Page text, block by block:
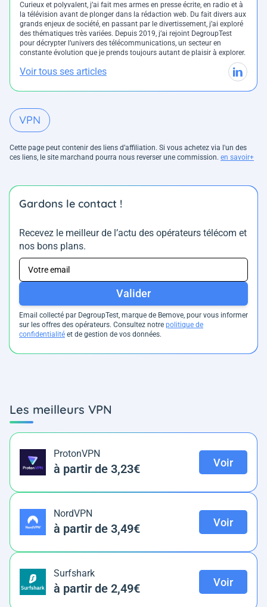
Curieux et polyvalent, j’ai fait mes armes en presse écrite, en radio et à
la télévision avant de plonger dans la rédaction web. Du fait divers aux
grands enjeux de société, en passant par le divertissement, j’ai exploré
des thématiques très variées. Depuis 2019, j’ai rejoint DegroupTest
pour décrypter l’univers des télécommunications, un secteur en
constante évolution que je prends toujours autant de plaisir à explorer.
Voir tous ses articles
VPN
Cette page peut contenir des liens d’affiliation. Si vous achetez via l'un des
ces liens, le site marchand pourra nous reverser une commission. en savoir+
Gardons le contact !
Recevez le meilleur de l’actu des opérateurs télécom et
nos bons plans.
Valider
Email collecté par DegroupTest, marque de Bemove, pour vous informer
sur les offres des opérateurs. Consultez notre politique de
confidentialité et de gestion de vos données.
Les meilleurs VPN
ProtonVPN
à partir de 3,23€ Voir
NordVPN
à partir de 3,49€ Voir
Surfshark
à partir de 2,49€ Voir